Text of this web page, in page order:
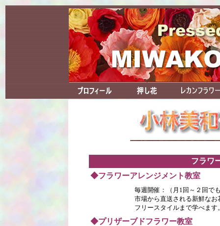
フラワ
◆フラワーアレンジメント教室
毎週開催：（月1回～２回で
市場から直送される新鮮な
フリースタイルまで学べま
◆プリザーブドフラワー教室